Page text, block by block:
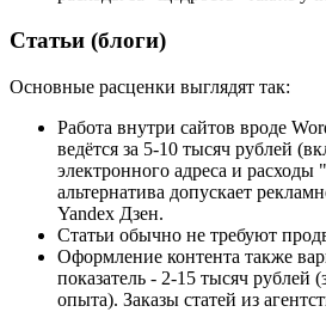
Статьи (блоги)
Основные расценки выглядят так:
Работа внутри сайтов вроде
ведётся за 5-10 тысяч рублей
электронного адреса и
альтернатива допускает
Yandex Дзен.
Статьи обычно не требуют
Оформление контента также
показатель - 2-15 тысяч рублей
опыта). Заказы статей из